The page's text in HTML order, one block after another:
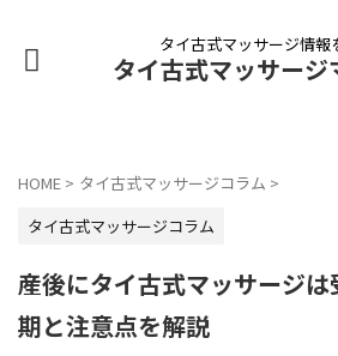
タイ古式マッサージ情報
タイ古式マッサージ
HOME > タイ古式マッサージコラム >
タイ古式マッサージコラム
産後にタイ古式マッサージ
期と注意点を解説